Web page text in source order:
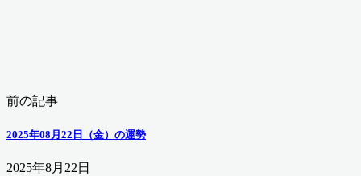
前の記事
2025年08月22日（金）の運勢
2025年8月22日